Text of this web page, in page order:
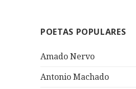
POETAS POPULARES
Amado Nervo
Antonio Machado